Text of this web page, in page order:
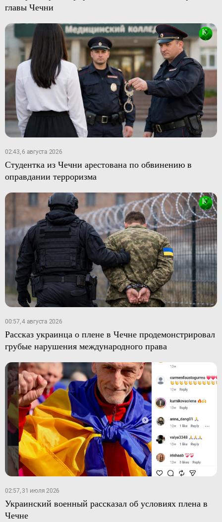
главы Чечни
02:43, 6 августа 2026
Студентка из Чечни арестована по обвинению в
оправдании терроризма
00:57, 4 августа 2026
Рассказ украинца о плене в Чечне продемонстрировал
грубые нарушения международного права
02:57, 31 июля 2026
Украинский военный рассказал об условиях плена в
Чечне